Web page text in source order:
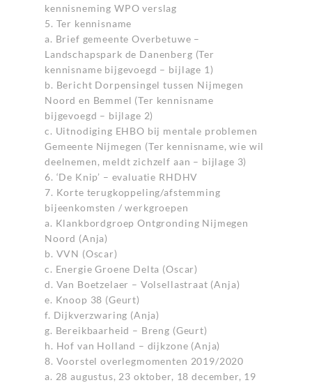
kennisneming WPO verslag
5. Ter kennisname
a. Brief gemeente Overbetuwe –
Landschapspark de Danenberg (Ter
kennisname bijgevoegd – bijlage 1)
b. Bericht Dorpensingel tussen Nijmegen
Noord en Bemmel (Ter kennisname
bijgevoegd – bijlage 2)
c. Uitnodiging EHBO bij mentale problemen
Gemeente Nijmegen (Ter kennisname, wie wil
deelnemen, meldt zichzelf aan – bijlage 3)
6. ‘De Knip’ – evaluatie RHDHV
7. Korte terugkoppeling/afstemming
bijeenkomsten / werkgroepen
a. Klankbordgroep Ontgronding Nijmegen
Noord (Anja)
b. VVN (Oscar)
c. Energie Groene Delta (Oscar)
d. Van Boetzelaer – Volsellastraat (Anja)
e. Knoop 38 (Geurt)
f. Dijkverzwaring (Anja)
g. Bereikbaarheid – Breng (Geurt)
h. Hof van Holland – dijkzone (Anja)
8. Voorstel overlegmomenten 2019/2020
a. 28 augustus, 23 oktober, 18 december, 19